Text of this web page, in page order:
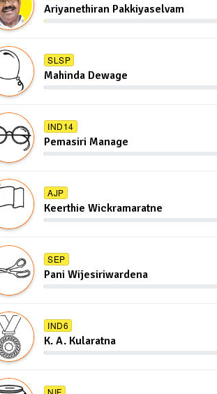
Ariyanethiran Pakkiyaselvam
SLSP
Mahinda Dewage
IND14
Pemasiri Manage
AJP
Keerthie Wickramaratne
SEP
Pani Wijesiriwardena
IND6
K. A. Kularatna
NIF